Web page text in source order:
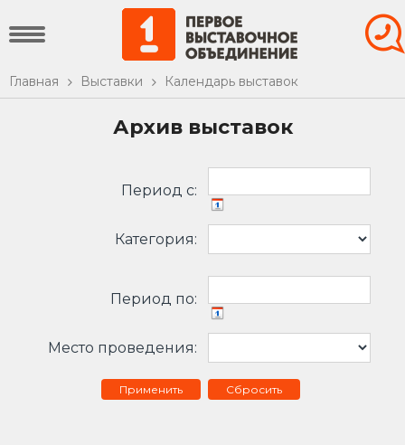
Главная Выставки Календарь выставок
Архив выставок
Период c:
Категория:
Период по:
Место проведения:
Сбросить